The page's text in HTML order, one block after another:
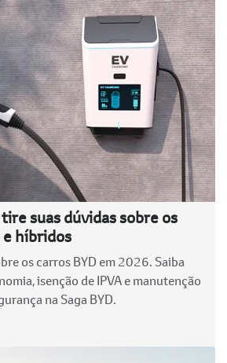
suas dúvidas sobre os
híbridos
os carros BYD em 2026. Saiba
isenção de IPVA e manutenção
na Saga BYD.